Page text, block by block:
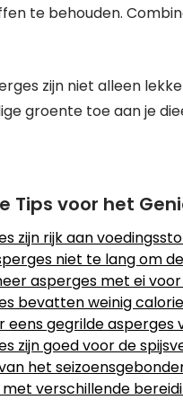
te behouden.
zijn niet alleen
groente toe aan je
Tips voor het
zijn rijk aan
niet te lang om
asperges met ei
bevatten weinig
eens gegrilde asperges
zijn goed voor de
het
verschillende